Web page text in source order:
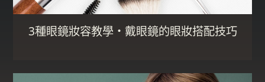
3種眼鏡妝容教學・戴眼鏡的眼妝搭配技巧